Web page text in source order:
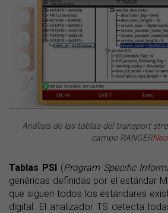
Análisis de las tablas del transport
campo RANGERNeo
Tablas PSI (Program Specific
genéricas definidas por el estándar
que siguen todos los estándares
digital. El analizador TS detecta